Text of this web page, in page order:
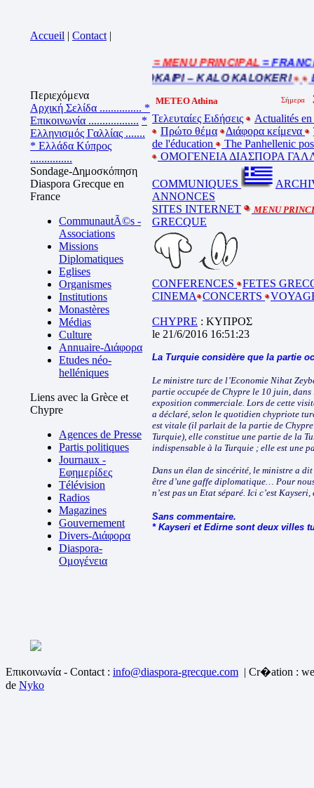
Accueil | Contact |
Περιεχόμενα
Αρχική Σελίδα ............... *
Επικοινωνία .................. *
Ελληνισμός Γαλλίας .......
* Ελλάδα Κύπρος
...............
Sondage-Δημοσκόπηση
Diaspora Grecque en
France
CommunautÃ©s -
Associations
Missions
Diplomatiques
Eglises
Organismes
Institutions
Monastères
Médias
Culture
Annuaire-Διάφορα
Etudes néo-
helléniques
Liens avec la Grèce et
Chypre
Agences de Presse
Partis politiques
Journaux -
Εφημερίδες
Télévision
Radios
Magazines
Gouvernement
Divers-Διάφορα
Diaspora-
Ομογένεια
= MENU PRINCIPAL=
BEL ETE – ΚΑΛΟ ΚΑΛΟΚΑΙΡΙ – KALO KALOKERI
METEO Athina
Τελευταίες Ειδήσεις
Actualités
Πρώτο θέμα
Διάφορα κείμενα
de l'éducation
The Panhellenic
ΟΜΟΓΕΝΕΙΑ ΔΙΑΣΠΟΡΑ
COMMUNIQUES
ANNONCES
SITES INTERNET
MENU
GRECQUE
CONFERENCES
FETES
CINEMA CONCERTS
CHYPRE : ΚΥΠΡΟΣ
le 21/6/2016 16:51:23
La Turquie considère que la partie
Le ministre turc de l’Economie Nihat
partie occupée de Chypre le 10 juin, dans
exposition commerciale. Lors de cette
a déclaré, selon le quotidien chypriote
est vitale (il parlait de la partie de
Turquie), elle constitue une partie de la
indispensable à la Turquie ; elle est une
Dans un élan de sincérité, le ministre a
être d’une gaffe diplomatique… Pour
n’est pas un Etat séparé. Ici c’est
Sans commentaire.
* Kayseri et Edirne sont deux villes
Επικοινωνία - Contact : info@diaspora-grecque.com | Cr�ation :
de Nyko